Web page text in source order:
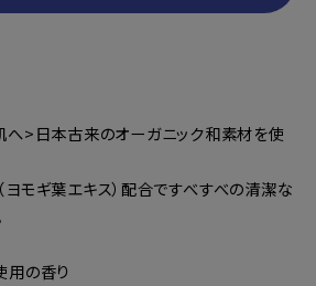
へ>日本古来のオーガニック和素材を使
ヨモギ葉エキス）配合ですべすべの清潔な
用の香り